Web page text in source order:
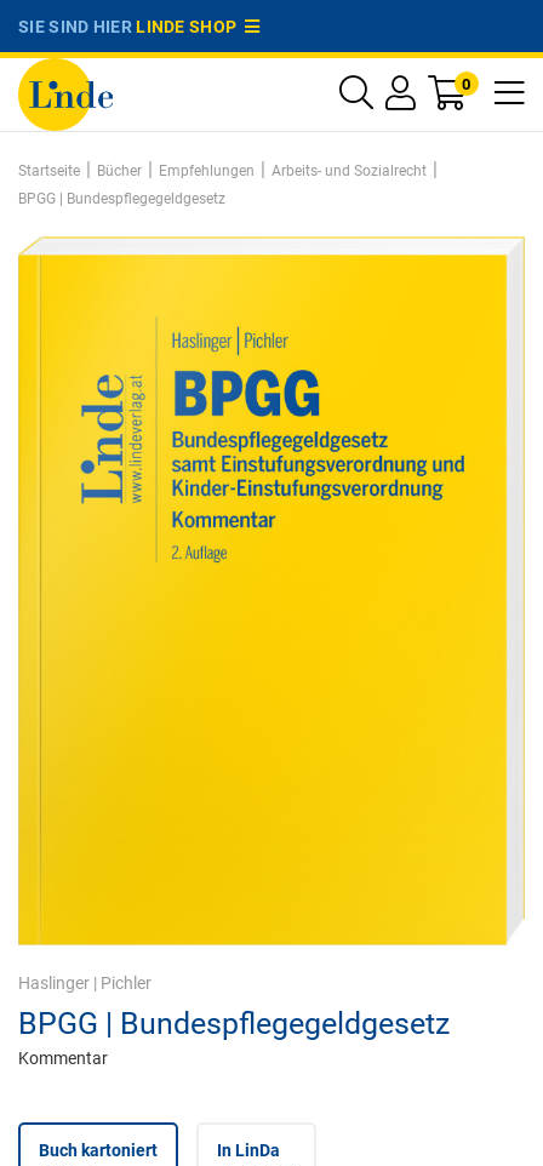
SIE SIND HIERLINDE SHOP
0
Startseite | Bücher | Empfehlungen | Arbeits- und Sozialrecht |
BPGG | Bundespflegegeldgesetz
Haslinger | Pichler
BPGG | Bundespflegegeldgesetz
Kommentar
Buch kartoniert
In LinDa